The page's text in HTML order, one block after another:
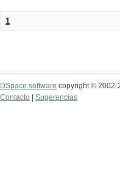
1
DSpace software copyright © 2002-
Contacto
Sugerencias